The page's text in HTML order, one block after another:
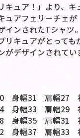
キュア！」より、
ュアフェリーチェが
インされたTシャツ。
リキュアがとっても
がデザインされてい
身幅31 肩幅27
身幅33 肩幅29
身幅35 肩幅31
身幅37 肩幅33